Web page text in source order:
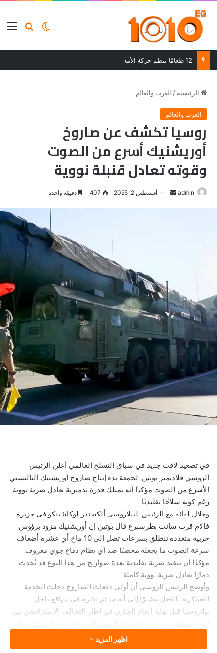
بحثالوضع
الرئيسية / العرب والعالم
العرب والعالم
روسيا تكشف عن صاروخ
أوريشنيك أسرع من الصوت
وقوته تعادل قنبلة نووية
admin
أرسل أغسطس 2, 2025 407 دقيقة واحدة
في تصعيد لافت جديد في سباق التسلح العالمي أعلن الرئيس
الروسي فلاديمير بوتين الجمعة بدء إنتاج صاروخ أوريشنيك الباليستي
الأسرع من الصوت مؤكدًا أنه يمتلك قدرة تدميرية تعادل ضربة نووية
رغم كونه سلاحًا تقليديًا
وخلال لقائه مع الرئيس البيلاروسي ألكسندر لوكاشينكو في جزيرة
فالام قرب سانت بطرسبرغ قال بوتين إن أوريشنيك مزود برؤوس
حربية متعددة تنطلق بسرعات تصل إلى 10 ماخ أي عشرة أضعاف
سرعة الصوت ما يجعله محصنًا ضد أي نظام دفاع جوي معروف
مؤكدًا أن تنفيذ ضربة تقليدية بعدة صواريخ من هذا النوع قد يُحدث
دمارًا يعادل ضربة نووية كاملة
وأوضح الرئيس الروسي أن أولى دفعات الصاروخ دخلت الخدمة
العسكرية بالفعل مشيرًا إلى أنه سيتم نشره في مواقع داخل
بيلاروسيا قبل نهاية العام الجاري في إطار التحالف الاستراتيجي بين
تحت المظلة النووية الروسية
ويُعد أوريشنيك الذي يعني اسمه بالروسية شجرة البندق أحدث
اظهر المزيد